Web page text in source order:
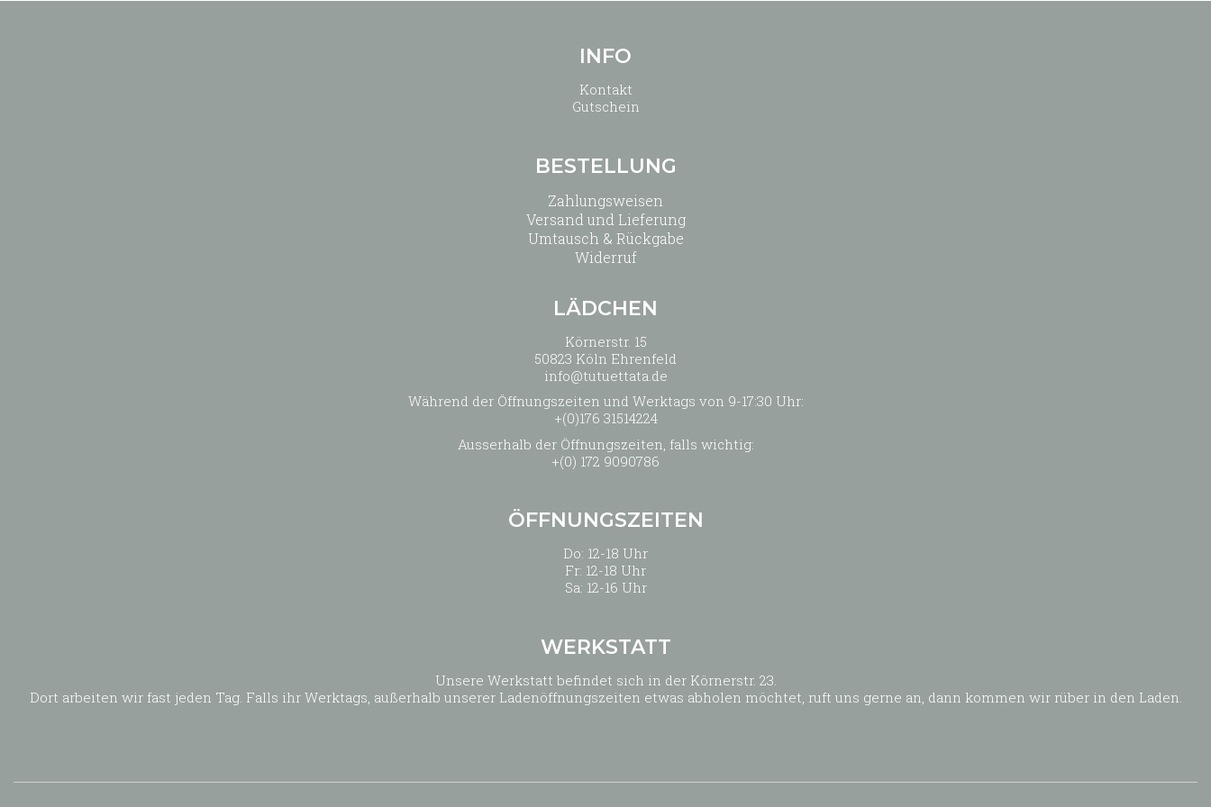
INFO
Kontakt
Gutschein
BESTELLUNG
Zahlungsweisen
Versand und Lieferung
Umtausch & Rückgabe
Widerruf
LÄDCHEN
Körnerstr. 15
50823 Köln Ehrenfeld
info@tutuettata.de
Während der Öffnungszeiten und Werktags von 9-17:30 Uhr:
+(0)176 31514224
Ausserhalb der Öffnungszeiten, falls wichtig:
+(0) 172 9090786
ÖFFNUNGSZEITEN
Do: 12-18 Uhr
Fr: 12-18 Uhr
Sa: 12-16 Uhr
WERKSTATT
Unsere Werkstatt befindet sich in der Körnerstr. 23.
Dort arbeiten wir fast jeden Tag. Falls ihr Werktags, außerhalb unserer Ladenöffnungszeiten etwas abholen möchtet, ruft uns gerne an, dann kommen wir rüber in den Laden.